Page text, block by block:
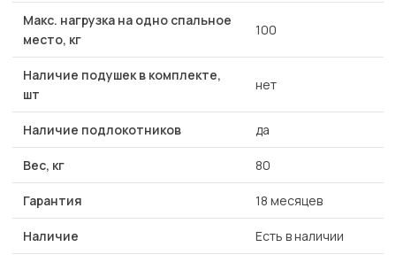
Макс. нагрузка на одно спальное
место, кг
100
Наличие подушек в комплекте,
шт
нет
Наличие подлокотников да
Вес, кг 80
Гарантия 18 месяцев
Наличие Есть в наличии